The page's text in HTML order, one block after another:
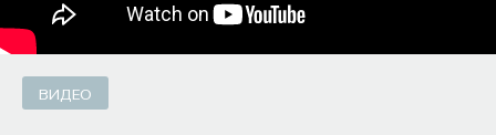
ВИДЕО
ВИДЕО
Лопе де Вега и создание